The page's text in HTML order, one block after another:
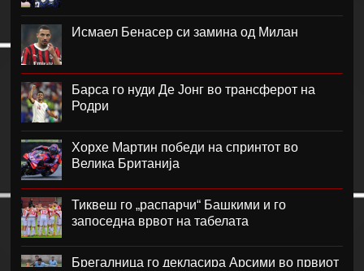
Исмаел Бенасер си замина од Милан
Барса го нуди Де Јонг во трансферот на
Родри
Хорхе Мартин победи на спринтот во
Велика Британија
Тиквеш го „распарчи“ Башкими и го
запоседна врвот на табелата
Брегалница го декласира Арсими во првиот